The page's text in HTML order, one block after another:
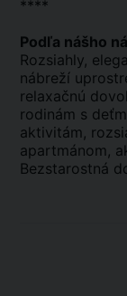
****
Podľa nášho
Rozsiahly,
nábreží
relaxačnú
rodinám s
aktivitám,
apartmánom,
Bezstarostná